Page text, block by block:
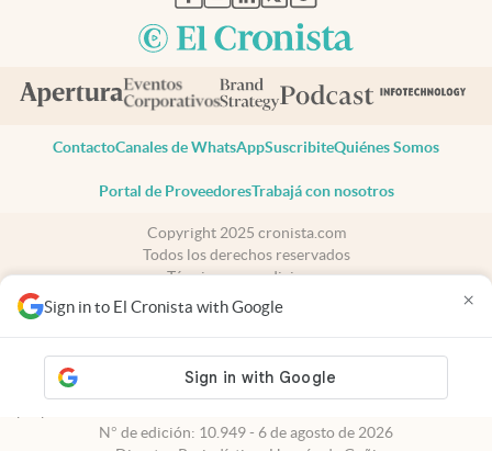
Sign in to El Cronista with Google ×
ContactoCanales de WhatsAppSuscribiteQuiénes Somos
Portal de ProveedoresTrabajá con nosotros
Copyright 2025 cronista.com
Todos los derechos reservados
Términos y condiciones
Privacidad
Consentimiento
cronista.com
es propiedad de El Cronista Comercial S.A Registro de
N° de edición: 10.949 - 6 de agosto de 2026